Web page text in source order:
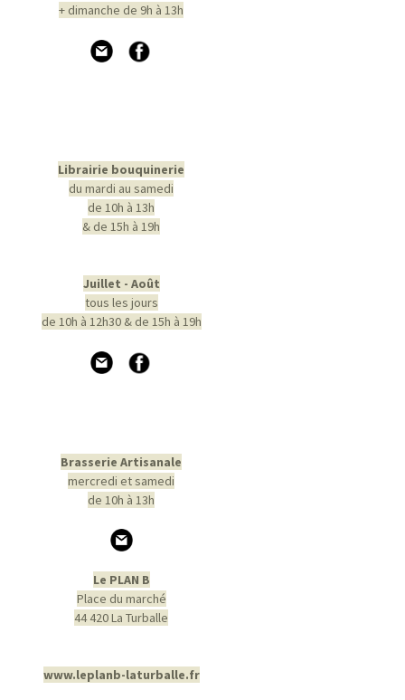
+ dimanche de 9h à 13h
Librairie bouquinerie
du mardi au samedi
de 10h à 13h
& de 15h à 19h
Juillet - Août
tous les jours
de 10h à 12h30 & de 15h à 19h
Brasserie Artisanale
mercredi et samedi
de 10h à 13h
Le PLAN B
Place du marché
44 420 La Turballe
www.leplanb-laturballe.fr